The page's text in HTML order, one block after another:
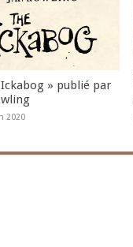
» publié par
2020